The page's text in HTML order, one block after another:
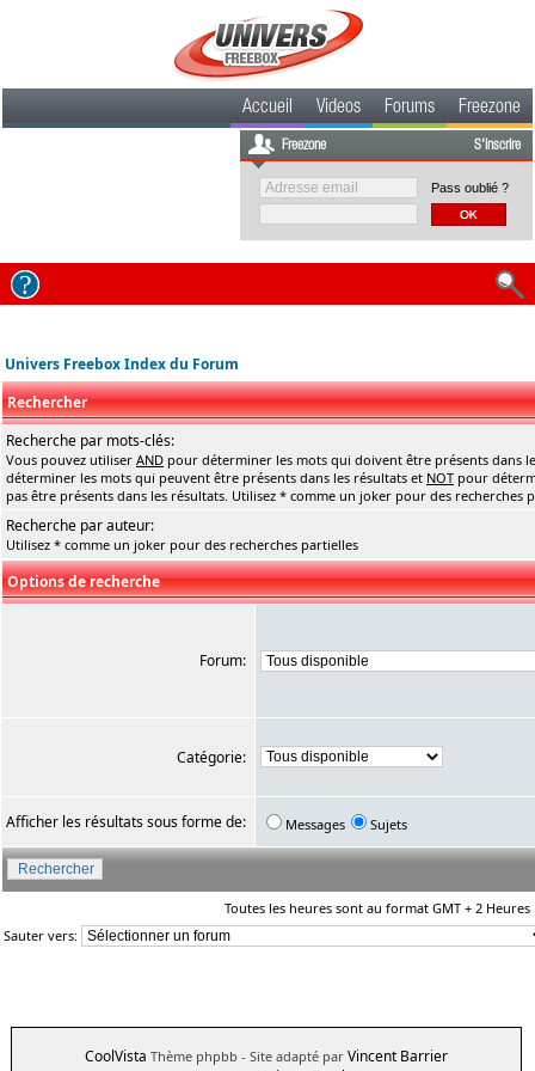
Accueil Videos Forums Freezone
Freezone S'inscrire
Pass oublié ?
Univers Freebox Index du Forum
Rechercher
Recherche par mots-clés:
Vous pouvez utiliser AND pour déterminer les mots qui doivent être présents dans
déterminer les mots qui peuvent être présents dans les résultats et NOT pour
pas être présents dans les résultats. Utilisez * comme un joker pour des recherches
Recherche par auteur:
Utilisez * comme un joker pour des recherches partielles
Options de recherche
Forum:
Catégorie:
Afficher les résultats sous forme de: Messages Sujets
Toutes les heures sont au format GMT + 2 Heures
Sauter vers:
CoolVista Thème phpbb - Site adapté par Vincent Barrier